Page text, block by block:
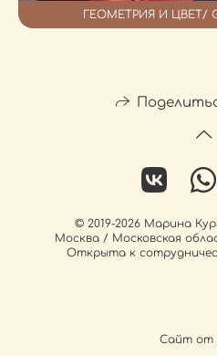
ГЕОМЕТРИЯ И ЦВЕТ/
© 2019-2026 Марина
Москва / Московская
Открыта к
Сайт от